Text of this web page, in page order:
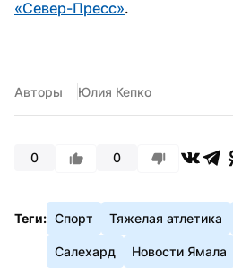
«Север-Пресс».
Авторы Юлия Кепко
0 0
Теги: Спорт Тяжелая атлетика
Салехард Новости Ямала